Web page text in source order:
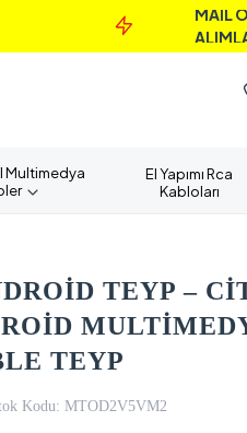
MAİL ORDER İLE
ALIMLARDA
Multimedya
El Yapımı Rca
Kabloları
TEYP –
TEYP
Kodu: MTOD2V5VM2